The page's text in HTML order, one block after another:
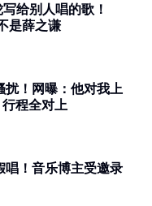
给别人唱的歌！
是薛之谦
扰！网曝：他对我上
程全对上
唱！音乐博主受邀录